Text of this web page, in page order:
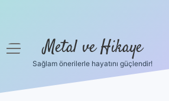
menüyüMetal ve Hikaye
Sağlam önerilerle hayatını güçlendir!